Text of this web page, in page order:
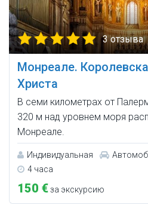
3 отзыва
Монреале.
Христа
В семи километрах от
320 м над уровнем моря
Монреале.
Индивидуальная
4 часа
150 €за экскурсию